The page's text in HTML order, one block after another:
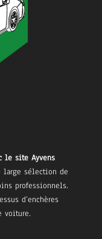
le site Ayvens
large sélection de
professionnels.
d’enchères
voiture.